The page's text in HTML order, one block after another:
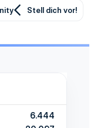
Stell dich vor!
6.444